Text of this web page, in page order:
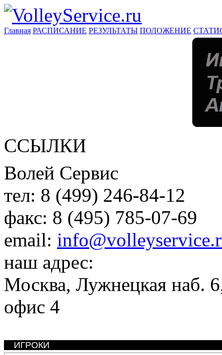
Главная РАСПИСАНИЕ РЕЗУЛЬТАТЫ ПОЛОЖЕНИЕ
ССЫЛКИ
Волей Сервис
тел: 8 (499) 246-84-12
факс: 8 (495) 785-07-69
email:
наш адрес:
Москва, Лужнецкая наб.
офис 4
ИГРОКИ